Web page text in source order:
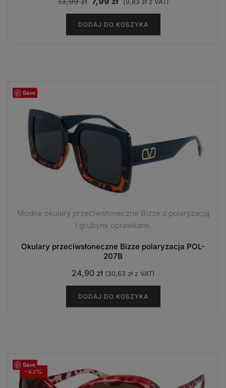
cena
wynosiła:
13,99 zł.
cena
wynosi:
7,99 zł.
(9,83 złz VAT)
DODAJ DO KOSZYKA
Save
Modne okulary przeciwsłoneczne Bizze z polaryzacją
i grubymi oprawkami.
Okulary przeciwsłoneczne Bizze polaryzacja POL-
207B
24,90 zł (30,63 złz VAT)
DODAJ DO KOSZYKA
Save
-43%